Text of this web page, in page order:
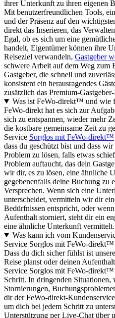
ihrer Unterkunft zu ihren eigenen
Mit benutzerfreundlichen Tools,
und der Präsenz auf den
direkt das Inserieren, das
Egal, ob es sich um eine
handelt, Eigentümer können ihre
Reiseziel verwandeln, Gastgeber
schwere Arbeit auf dem Weg zum
Gastgeber, die schnell und
konsistent ein herausragendes
zusätzlich das Premium-
Was ist FeWo-direkt™ und wie
FeWo-direkt hat es sich zur
sich zu entspannen, wieder mehr
die kostbare gemeinsame Zeit zu
Service Sorglos mit FeWo-direkt™
dass du geschützt bist und dass
Problem zu lösen, falls etwas
Problem auftaucht, das dein
wir dir, es zu lösen, eine ähnliche
gegebenenfalls deine Buchung zu
Versprechen. Wenn sich eine
unterscheidet, vermitteln wir dir
Bedürfnissen entspricht, oder
Aufenthalt storniert, steht dir ein
eine ähnliche Unterkunft vermittelt.
Was kann ich vom
Service Sorglos mit FeWo-direkt™
Dass du dich sicher fühlst ist
Reise planst oder deinen
Service Sorglos mit FeWo-
Schritt. In dringenden
Stornierungen,
dir der FeWo-direkt-
um dich bei jedem Schritt zu
Unterstützung per Live-Chat über